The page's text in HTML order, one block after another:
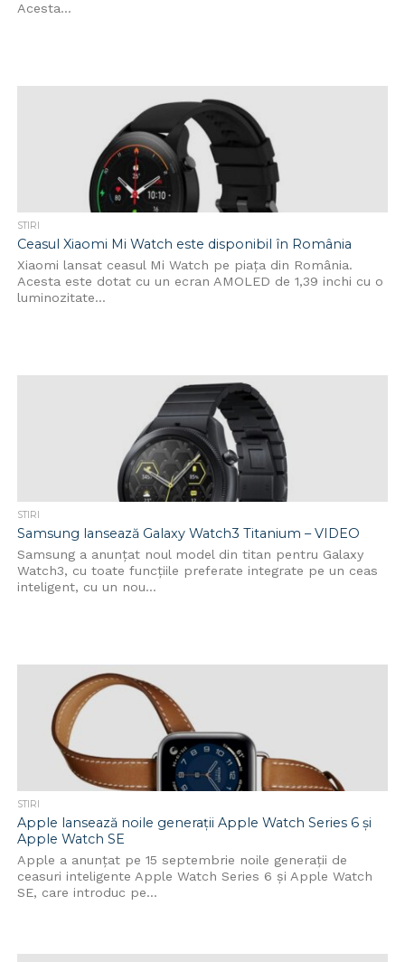
Acesta...
STIRI
Ceasul Xiaomi Mi Watch este disponibil în România
Xiaomi lansat ceasul Mi Watch pe piața din România.
Acesta este dotat cu un ecran AMOLED de 1,39 inchi cu o
luminozitate...
STIRI
Samsung lansează Galaxy Watch3 Titanium – VIDEO
Samsung a anunțat noul model din titan pentru Galaxy
Watch3, cu toate funcțiile preferate integrate pe un ceas
inteligent, cu un nou...
STIRI
Apple lansează noile generații Apple Watch Series 6 și
Apple Watch SE
Apple a anunțat pe 15 septembrie noile generații de
ceasuri inteligente Apple Watch Series 6 și Apple Watch
SE, care introduc pe...